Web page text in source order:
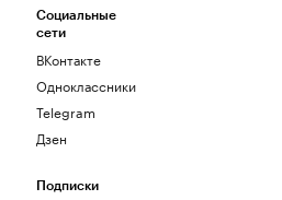
Социальные
сети
ВКонтакте
Одноклассники
Telegram
Дзен
Подписки